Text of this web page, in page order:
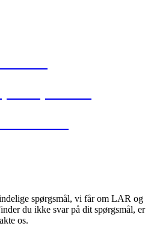
spørgsmål, vi får om LAR og
du ikke svar på dit spørgsmål, er
os.